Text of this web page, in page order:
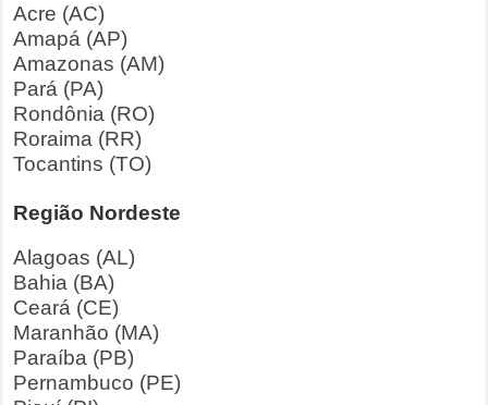
Acre (AC)
Amapá (AP)
Amazonas (AM)
Pará (PA)
Rondônia (RO)
Roraima (RR)
Tocantins (TO)
Região Nordeste
Alagoas (AL)
Bahia (BA)
Ceará (CE)
Maranhão (MA)
Paraíba (PB)
Pernambuco (PE)